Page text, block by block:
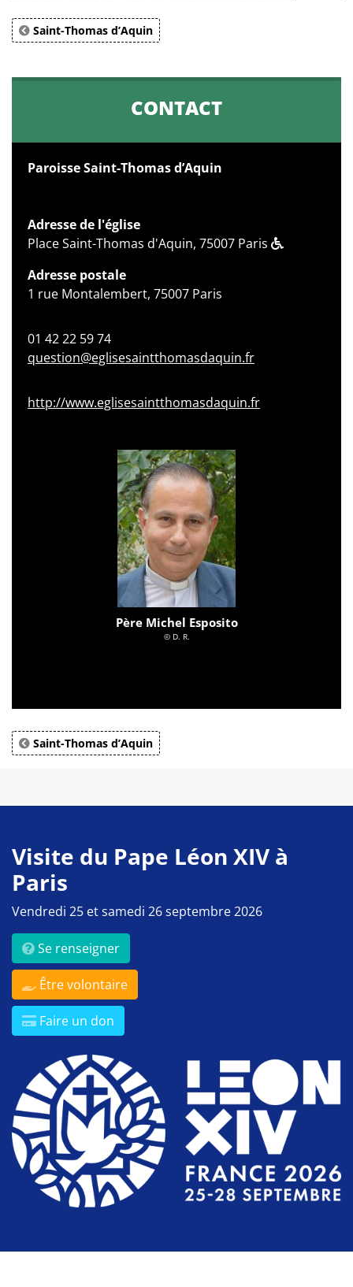
Saint-Thomas d’Aquin
CONTACT
Paroisse Saint-Thomas d’Aquin
Adresse de l'église
Place Saint-Thomas d'Aquin, 75007 Paris
Adresse postale
1 rue Montalembert, 75007 Paris
01 42 22 59 74
question@eglisesaintthomasdaquin.fr
http://www.eglisesaintthomasdaquin.fr
Père Michel Esposito
© D. R.
Saint-Thomas d’Aquin
Visite du Pape Léon XIV à
Paris
Vendredi 25 et samedi 26 septembre 2026
Se renseigner
Être volontaire
Faire un don